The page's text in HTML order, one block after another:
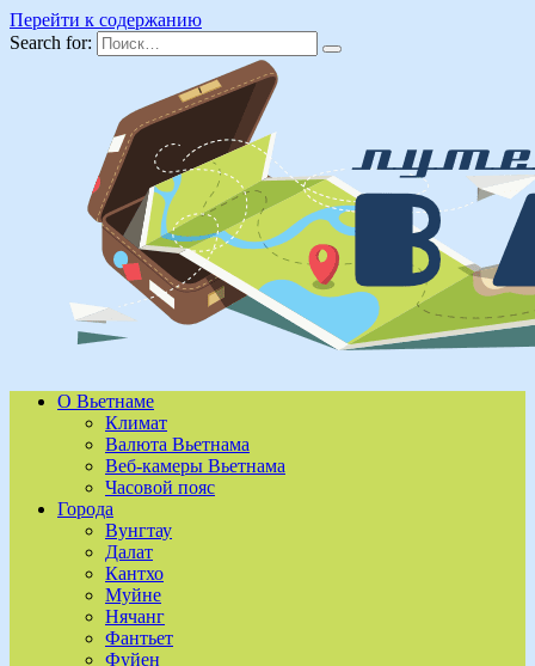
Перейти к содержанию
Search for:
О Вьетнаме
Климат
Валюта Вьетнама
Веб-камеры Вьетнама
Часовой пояс
Города
Вунгтау
Далат
Кантхо
Муйне
Нячанг
Фантьет
Фуйен